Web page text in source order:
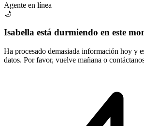
Agente en línea
🌙
Isabella está durmiendo en este
Ha procesado demasiada información hoy y
datos. Por favor, vuelve mañana o